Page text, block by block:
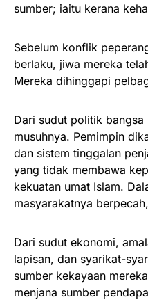
sumber; iaitu kerana
Sebelum konflik
berlaku, jiwa mereka
Mereka dihinggapi
Dari sudut politik
musuhnya. Pemimpin
dan sistem tinggalan
yang tidak membawa
kekuatan umat Islam.
masyarakatnya
Dari sudut ekonomi,
lapisan, dan syarikat-
sumber kekayaan
menjana sumber